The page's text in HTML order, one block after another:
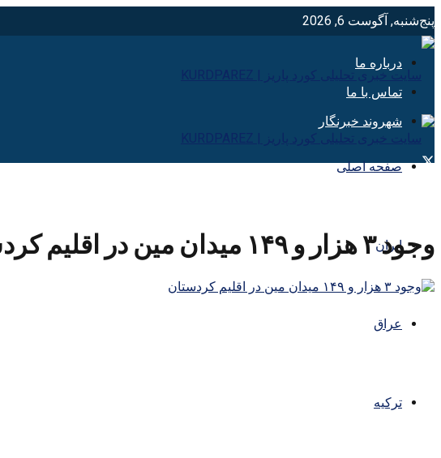
پنج‌شنبه, آگوست 6, 2026
درباره ما
تماس با ما
شهروند خبرنگار
صفحه اصلی
ایران
عراق
ترکیه
وجود ۳ هزار و ۱۴۹ میدان مین در اقلیم کردستان